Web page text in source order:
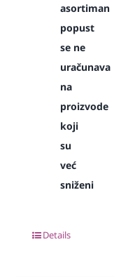
asortiman
popust
se ne
uračunava
na
proizvode
koji
su
već
sniženi
Details